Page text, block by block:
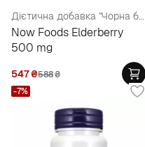
Дієтична добавка "Чорна бузина", 500 мг (підтримка імунітету)
Now Foods Elderberry
500 mg
547₴588₴
-7%